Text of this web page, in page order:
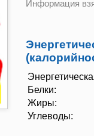
Информация
Белки:
Жиры:
Углеводы: